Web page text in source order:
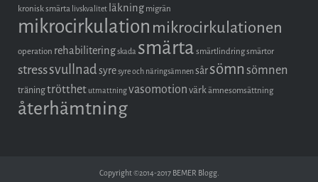
kronisk smärta livskvalitet läkningmigrän
mikrocirkulation mikrocirkulationen
operation rehabiliteringskada smärtasmärtlindringsmärtor
stresssvullnadsyresyre och näringsämnensårsömnsömnen
träningtrötthet utmattningvasomotionvärkämnesomsättning
återhämtning
Copyright ©2014-2017 BEMER Blogg.